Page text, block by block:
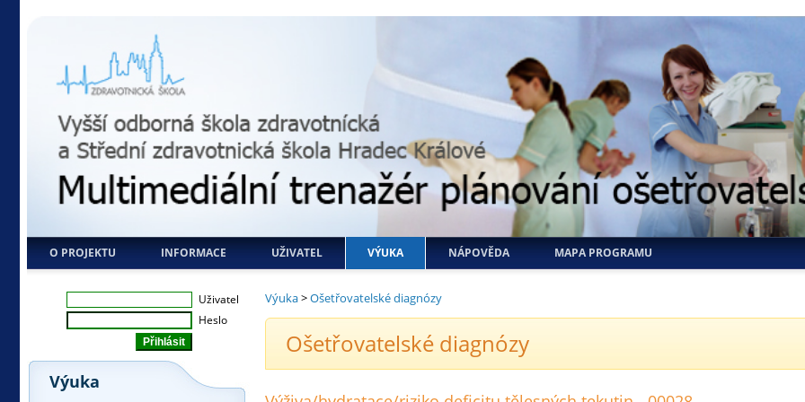
O PROJEKTU INFORMACE UŽIVATEL VÝUKA NÁPOVĚDA MAPA PROGRAMU
Uživatel
Heslo
Výuka
Výuka>Ošetřovatelské diagnózy
Ošetřovatelské diagnózy